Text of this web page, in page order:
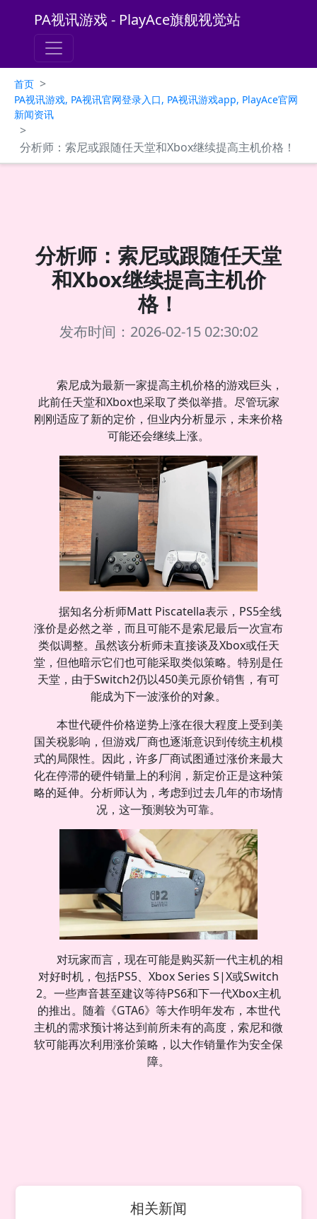
PA视讯游戏 - PlayAce旗舰视觉站
首页 >
PA视讯游戏, PA视讯官网登录入口, PA视讯游戏app, PlayAce官网
新闻资讯
>
分析师：索尼或跟随任天堂和Xbox继续提高主机价格！
分析师：索尼或跟随任天堂
和Xbox继续提高主机价
格！
发布时间：2026-02-15 02:30:02
索尼成为最新一家提高主机价格的游戏巨头，
此前任天堂和Xbox也采取了类似举措。尽管玩家
刚刚适应了新的定价，但业内分析显示，未来价格
可能还会继续上涨。
据知名分析师Matt Piscatella表示，PS5全线
涨价是必然之举，而且可能不是索尼最后一次宣布
类似调整。虽然该分析师未直接谈及Xbox或任天
堂，但他暗示它们也可能采取类似策略。特别是任
天堂，由于Switch2仍以450美元原价销售，有可
能成为下一波涨价的对象。
本世代硬件价格逆势上涨在很大程度上受到美
国关税影响，但游戏厂商也逐渐意识到传统主机模
式的局限性。因此，许多厂商试图通过涨价来最大
化在停滞的硬件销量上的利润，新定价正是这种策
略的延伸。分析师认为，考虑到过去几年的市场情
况，这一预测较为可靠。
对玩家而言，现在可能是购买新一代主机的相
对好时机，包括PS5、Xbox Series S|X或Switch
2。一些声音甚至建议等待PS6和下一代Xbox主机
的推出。随着《GTA6》等大作明年发布，本世代
主机的需求预计将达到前所未有的高度，索尼和微
软可能再次利用涨价策略，以大作销量作为安全保
障。
相关新闻